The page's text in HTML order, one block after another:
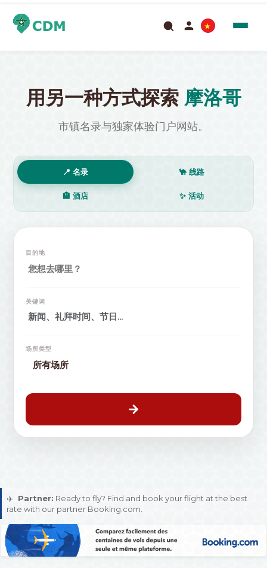
用另一种方式探索 摩洛哥
市镇名录与独家体验门户网站。
📍 名录 🐪 线路
🏨 酒店 ✨ 活动
目的地
关键词
场所类型
✈️ Partner: Ready to fly? Find and book your flight at the best
rate with our partner Booking.com.